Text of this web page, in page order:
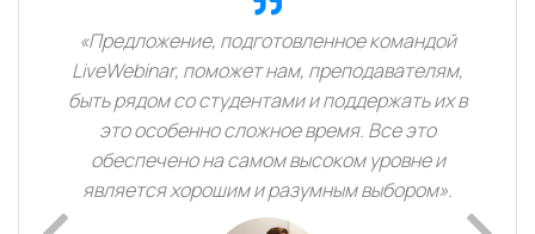
«Предложение, подготовленное командой
LiveWebinar, поможет нам, преподавателям,
быть рядом со студентами и поддержать их в
это особенно сложное время. Все это
обеспечено на самом высоком уровне и
является хорошим и разумным выбором».